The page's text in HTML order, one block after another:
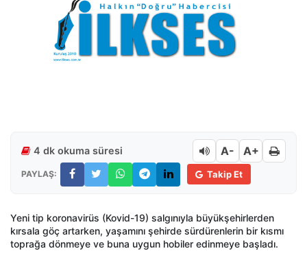
4 dk okuma süresi A- A+
PAYLAŞ: Takip Et
Yeni tip koronavirüs (Kovid-19) salgınıyla büyükşehirlerden
kırsala göç artarken, yaşamını şehirde sürdürenlerin bir kısmı
toprağa dönmeye ve buna uygun hobiler edinmeye başladı.